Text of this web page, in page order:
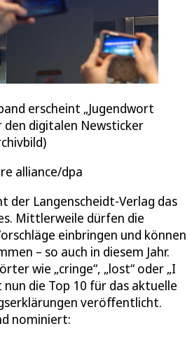
erscheint „Jugendwort
den digitalen Newsticker
alliance/dpa
der Langenscheidt-Verlag das
Mittlerweile dürfen die
einbringen und können
– so auch in diesem Jahr.
wie „cringe“, „lost“ oder „I
nun die Top 10 für das aktuelle
veröffentlicht.
nominiert: